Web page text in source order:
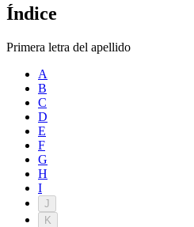
Índice
Primera letra del apellido
A
B
C
D
E
F
G
H
I
J
K